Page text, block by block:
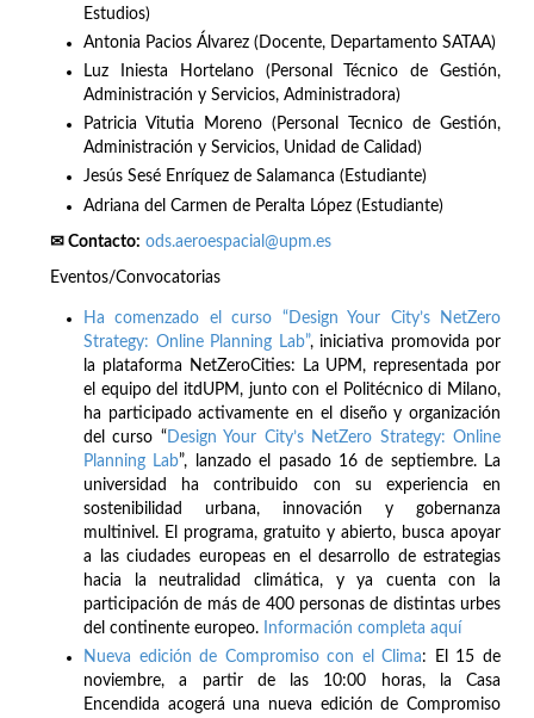
Estudios)
Antonia Pacios Álvarez (Docente, Departamento SATAA)
Luz Iniesta Hortelano (Personal Técnico de Gestión,
Administración y Servicios, Administradora)
Patricia Vitutia Moreno (Personal Tecnico de Gestión,
Administración y Servicios, Unidad de Calidad)
Jesús Sesé Enríquez de Salamanca (Estudiante)
Adriana del Carmen de Peralta López (Estudiante)
✉ Contacto: ods.aeroespacial@upm.es
Eventos/Convocatorias
Ha comenzado el curso “Design Your City’s NetZero
Strategy: Online Planning Lab”, iniciativa promovida por
la plataforma NetZeroCities: La UPM, representada por
el equipo del itdUPM, junto con el Politécnico di Milano,
ha participado activamente en el diseño y organización
del curso “Design Your City’s NetZero Strategy: Online
Planning Lab”, lanzado el pasado 16 de septiembre. La
universidad ha contribuido con su experiencia en
sostenibilidad urbana, innovación y gobernanza
multinivel. El programa, gratuito y abierto, busca apoyar
a las ciudades europeas en el desarrollo de estrategias
hacia la neutralidad climática, y ya cuenta con la
participación de más de 400 personas de distintas urbes
del continente europeo.
Información completa aquí
Nueva edición de Compromiso con el Clima: El 15 de
noviembre, a partir de las 10:00 horas, la Casa
Encendida acogerá una nueva edición de Compromiso